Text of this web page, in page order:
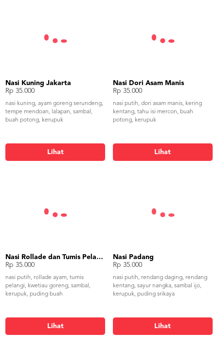
Nasi Kuning Jakarta
Rp 35.000
nasi kuning, ayam goreng serundeng,
tempe mendoan, lalapan, sambal,
buah potong, kerupuk
Lihat
Nasi Dori Asam Manis
Rp 35.000
nasi putih, dori asam manis, kering
kentang, tahu isi mercon, buah
potong, kerupuk
Lihat
Nasi Rollade dan Tumis Pelangi
Rp 35.000
nasi putih, rollade ayam, tumis
pelangi, kwetiau goreng, sambal,
kerupuk, puding buah
Lihat
Nasi Padang
Rp 35.000
nasi putih, rendang daging, rendang
kentang, sayur nangka, sambal ijo,
kerupuk, puding srikaya
Lihat